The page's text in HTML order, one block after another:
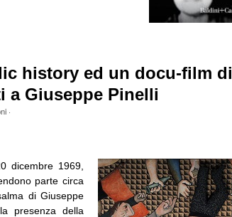
history ed un docu-film di
a Giuseppe Pinelli
·
dicembre 1969,
parte circa
di Giuseppe
presenza della